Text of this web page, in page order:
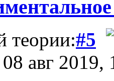
теории:#5
авг 2019,